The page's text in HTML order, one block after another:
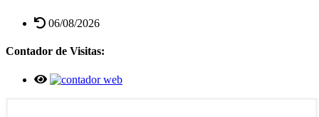
06/08/2026
Contador de Visitas: